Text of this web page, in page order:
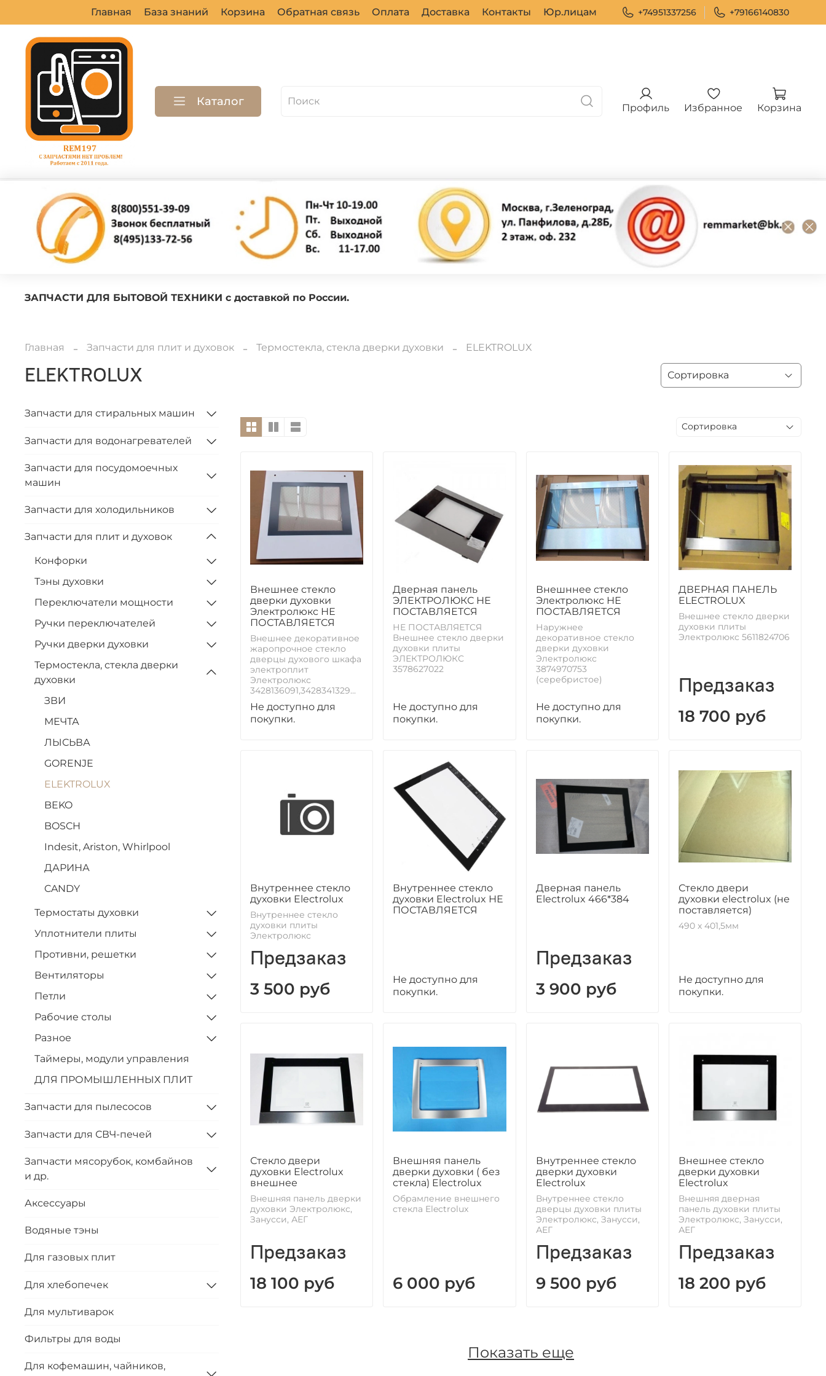
Главная База знаний Корзина Обратная связь Оплата Доставка Контакты Юр.лицам +74951337256 +79166140830
Каталог Профиль Избранное Корзина
ЗАПЧАСТИ ДЛЯ БЫТОВОЙ ТЕХНИКИ с доставкой по России.
Главная Запчасти для плит и духовок Термостекла, стекла дверки духовки ELEKTROLUX
ELEKTROLUX
Внешнее стекло
дверки духовки
Электролюкс НЕ
ПОСТАВЛЯЕТСЯ
Внешнее декоративное
жаропрочное стекло
дверцы духового шкафа
электроплит
Электролюкс
3428136091,3428341329...
Не доступно для
покупки.
Дверная панель
ЭЛЕКТРОЛЮКС НЕ
ПОСТАВЛЯЕТСЯ
НЕ ПОСТАВЛЯЕТСЯ
Внешнее стекло дверки
духовки плиты
ЭЛЕКТРОЛЮКС
3578627022
Не доступно для
покупки.
Внешннее стекло
Электролюкс НЕ
ПОСТАВЛЯЕТСЯ
Наружнее
декоративное стекло
дверки духовки
Электролюкс
3874970753
(серебристое)
Не доступно для
покупки.
ДВЕРНАЯ ПАНЕЛЬ
ELECTROLUX
Внешнее стекло дверки
духовки плиты
Электролюкс 5611824706
Предзаказ
18 700 руб
Внутреннее стекло
духовки Electrolux
Внутреннее стекло
духовки плиты
Электролюкс
Предзаказ
3 500 руб
Внутреннее стекло
духовки Electrolux НЕ
ПОСТАВЛЯЕТСЯ
Не доступно для
покупки.
Дверная панель
Electrolux 466*384
Предзаказ
3 900 руб
Стекло двери
духовки electrolux (не
поставляется)
490 x 401,5мм
Не доступно для
покупки.
Стекло двери
духовки Electrolux
внешнее
Внешняя панель дверки
духовки Электролюкс,
Занусси, АЕГ
Предзаказ
18 100 руб
Внешняя панель
дверки духовки ( без
стекла) Electrolux
Обрамление внешнего
стекла Electrolux
6 000 руб
Внутреннее стекло
дверки духовки
Electrolux
Внутреннее стекло
дверцы духовки плиты
Электролюкс, Занусси,
АЕГ
Предзаказ
9 500 руб
Внешнее стекло
дверки духовки
Electrolux
Внешняя дверная
панель духовки плиты
Электролюкс, Занусси,
АЕГ
Предзаказ
18 200 руб
Показать еще
Запчасти для стиральных машин
Запчасти для водонагревателей
Запчасти для посудомоечных
машин
Запчасти для холодильников
Запчасти для плит и духовок
Конфорки
Тэны духовки
Переключатели мощности
Ручки переключателей
Ручки дверки духовки
Термостекла, стекла дверки
духовки
ЗВИ
МЕЧТА
ЛЫСЬВА
GORENJE
ELEKTROLUX
BEKO
BOSCH
Indesit, Ariston, Whirlpool
ДАРИНА
CANDY
Термостаты духовки
Уплотнители плиты
Противни, решетки
Вентиляторы
Петли
Рабочие столы
Разное
Таймеры, модули управления
ДЛЯ ПРОМЫШЛЕННЫХ ПЛИТ
Запчасти для пылесосов
Запчасти для СВЧ-печей
Запчасти мясорубок, комбайнов
и др.
Аксессуары
Водяные тэны
Для газовых плит
Для хлебопечек
Для мультиварок
Фильтры для воды
Для кофемашин, чайников,